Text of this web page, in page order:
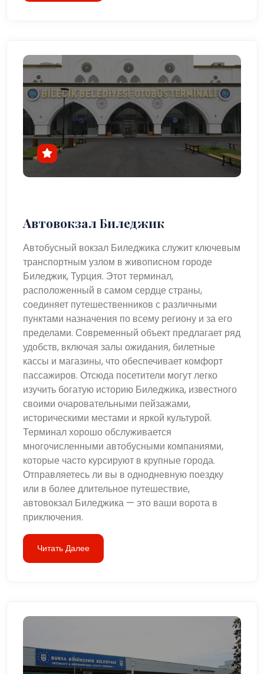
Автовокзал Биледжик
Автобусный вокзал Биледжика служит ключевым
транспортным узлом в живописном городе
Биледжик, Турция. Этот терминал,
расположенный в самом сердце страны,
соединяет путешественников с различными
пунктами назначения по всему региону и за его
пределами. Современный объект предлагает ряд
удобств, включая залы ожидания, билетные
кассы и магазины, что обеспечивает комфорт
пассажиров. Отсюда посетители могут легко
изучить богатую историю Биледжика, известного
своими очаровательными пейзажами,
историческими местами и яркой культурой.
Терминал хорошо обслуживается
многочисленными автобусными компаниями,
которые часто курсируют в крупные города.
Отправляетесь ли вы в однодневную поездку
или в более длительное путешествие,
автовокзал Биледжика — это ваши ворота в
приключения.
Читать Далее